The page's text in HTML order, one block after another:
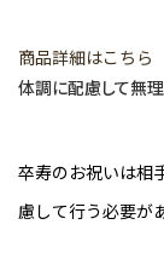
商品詳細はこちら
体調に配慮して無
卒寿のお祝いは相
慮して行う必要が